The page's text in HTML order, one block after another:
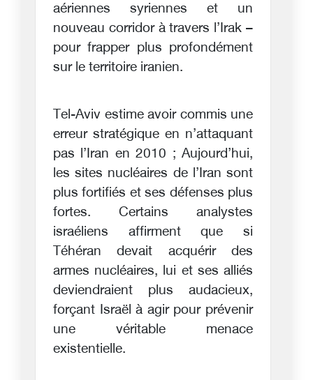
aériennes syriennes et un
nouveau corridor à travers l’Irak –
pour frapper plus profondément
sur le territoire iranien.
Tel-Aviv estime avoir commis une
erreur stratégique en n’attaquant
pas l’Iran en 2010 ; Aujourd’hui,
les sites nucléaires de l’Iran sont
plus fortifiés et ses défenses plus
fortes. Certains analystes
israéliens affirment que si
Téhéran devait acquérir des
armes nucléaires, lui et ses alliés
deviendraient plus audacieux,
forçant Israël à agir pour prévenir
une véritable menace
existentielle.